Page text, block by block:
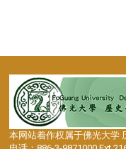
本网站着作权属于佛光大学